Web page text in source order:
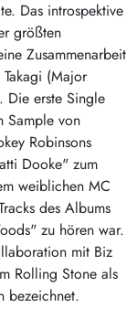
Das introspektive
größten
Zusammenarbeit
(Major
Die erste Single
Sample von
Robinsons
Dooke" zum
weiblichen MC
des Albums
zu hören war.
mit Biz
Rolling Stone als
bezeichnet.